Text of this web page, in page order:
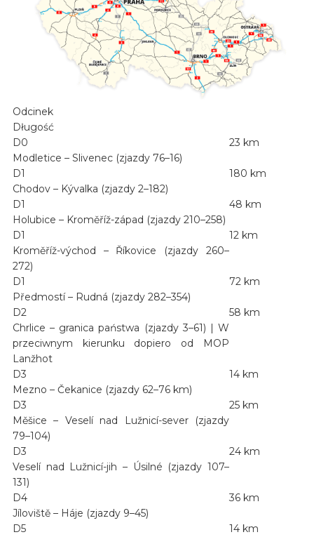
Odcinek
Długość
D0
Modletice – Slivenec (zjazdy 76–16)
23 km
D1
Chodov – Kývalka (zjazdy 2–182)
180 km
D1
Holubice – Kroměříž-západ (zjazdy 210–258)
48 km
D1
Kroměříž-východ – Říkovice (zjazdy 260–
272)
12 km
D1
Předmostí – Rudná (zjazdy 282–354)
72 km
D2
Chrlice – granica państwa (zjazdy 3–61) | W
przeciwnym kierunku dopiero od MOP
Lanžhot
58 km
D3
Mezno – Čekanice (zjazdy 62–76 km)
14 km
D3
Měšice – Veselí nad Lužnicí-sever (zjazdy
79–104)
25 km
D3
Veselí nad Lužnicí-jih – Úsilné (zjazdy 107–
131)
24 km
D4
Jíloviště – Háje (zjazdy 9–45)
36 km
D5
14 km